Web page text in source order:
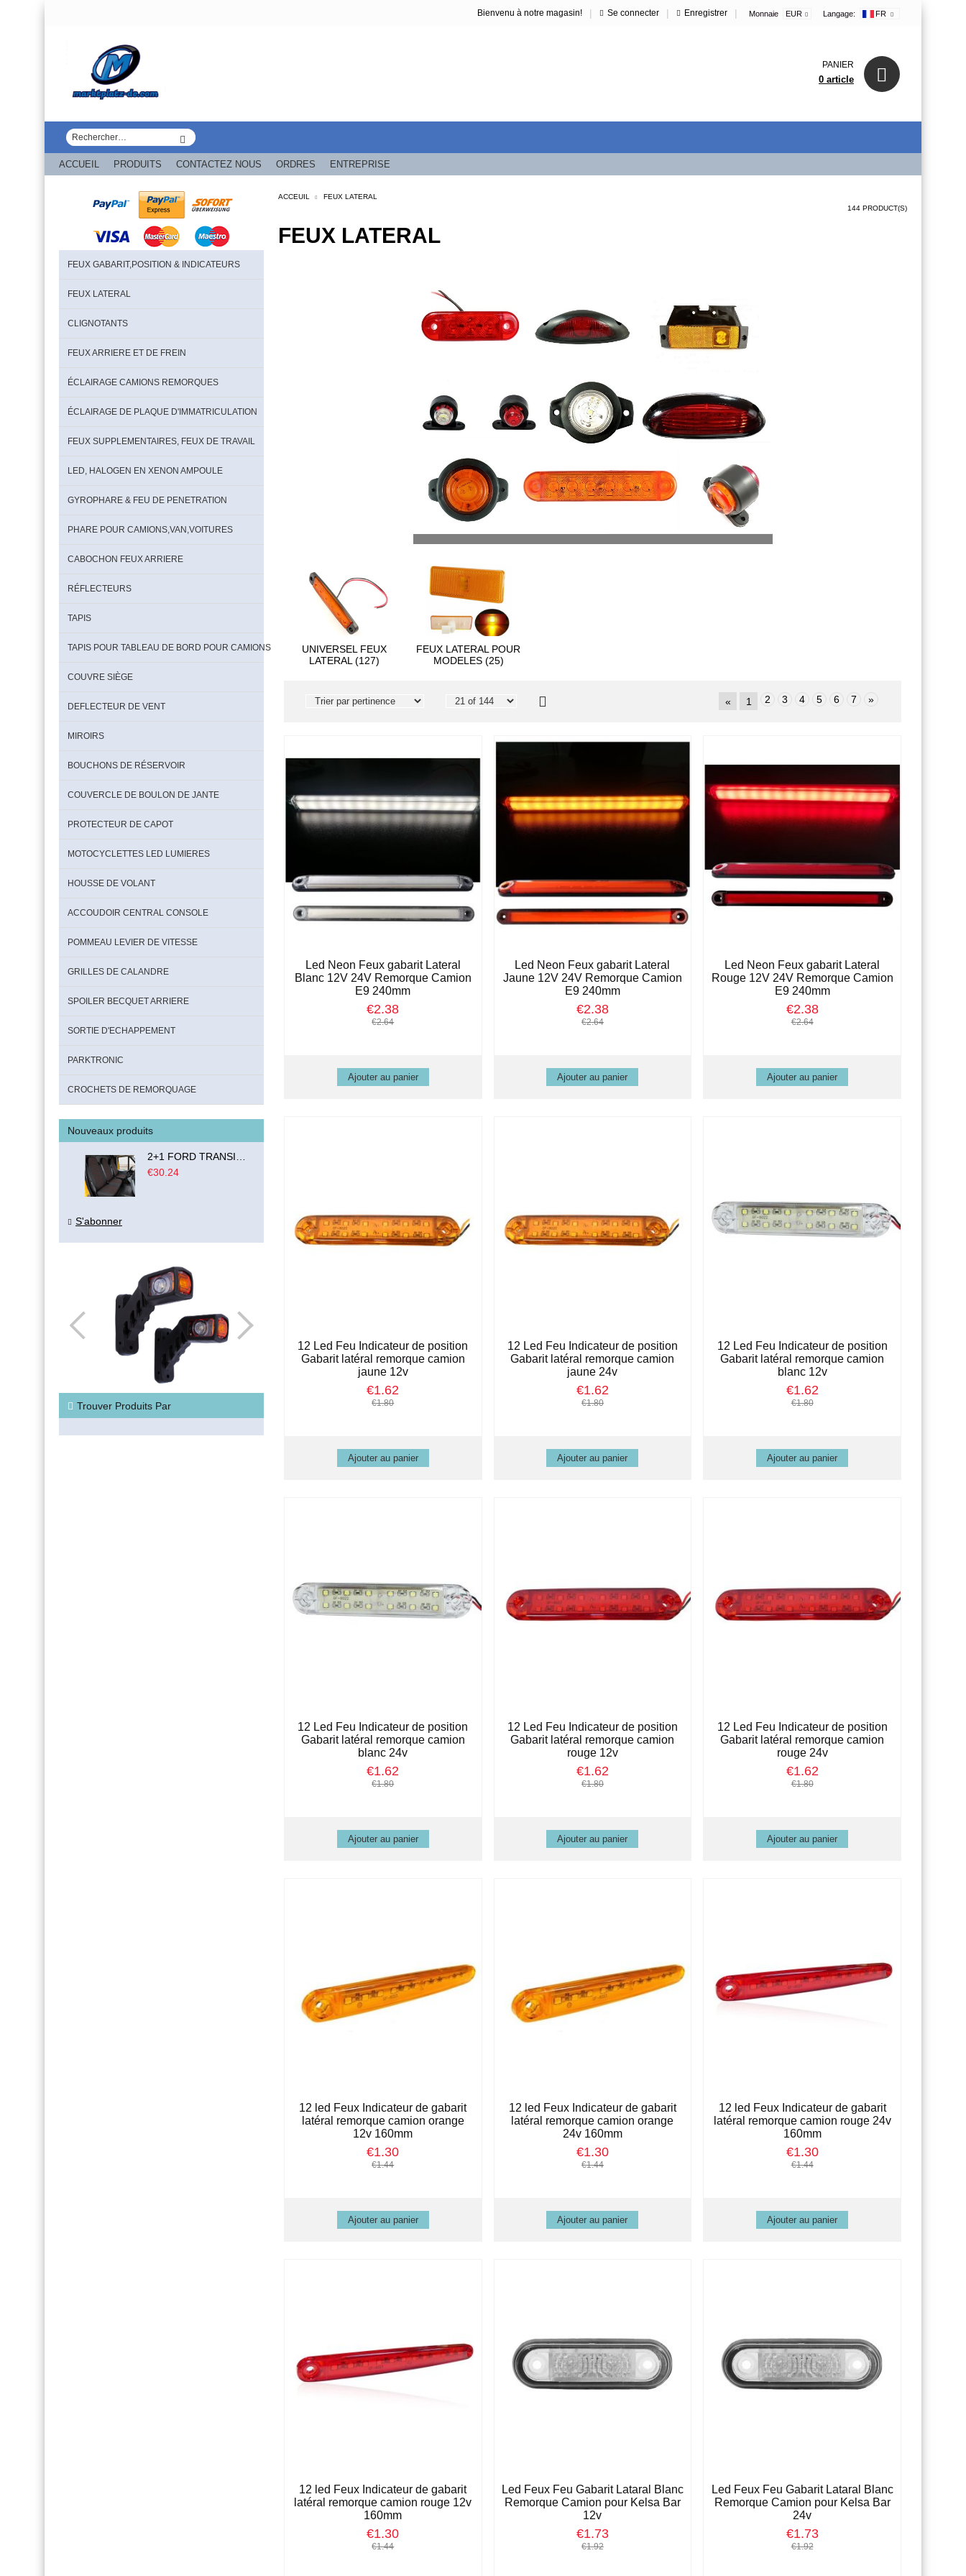
Bienvenu à notre magasin! | Se connecter | Enregistrer | Monnaie EUR Langage: FR
PANIER
0 article
ACCUEIL PRODUITS CONTACTEZ NOUS ORDRES ENTREPRISE
FEUX GABARIT,POSITION & INDICATEURS
FEUX LATERAL
CLIGNOTANTS
FEUX ARRIERE ET DE FREIN
ÉCLAIRAGE CAMIONS REMORQUES
ÉCLAIRAGE DE PLAQUE D'IMMATRICULATION
FEUX SUPPLEMENTAIRES, FEUX DE TRAVAIL
LED, HALOGEN EN XENON AMPOULE
GYROPHARE & FEU DE PENETRATION
PHARE POUR CAMIONS,VAN,VOITURES
CABOCHON FEUX ARRIERE
RÉFLECTEURS
TAPIS
TAPIS POUR TABLEAU DE BORD POUR CAMIONS
COUVRE SIÈGE
DEFLECTEUR DE VENT
MIROIRS
BOUCHONS DE RÉSERVOIR
COUVERCLE DE BOULON DE JANTE
PROTECTEUR DE CAPOT
MOTOCYCLETTES LED LUMIERES
HOUSSE DE VOLANT
ACCOUDOIR CENTRAL CONSOLE
POMMEAU LEVIER DE VITESSE
GRILLES DE CALANDRE
SPOILER BECQUET ARRIERE
SORTIE D'ECHAPPEMENT
PARKTRONIC
CROCHETS DE REMORQUAGE
Nouveaux produits
€30.24
S'abonner
Trouver Produits Par
ACCEUIL
FEUX LATERAL
144 PRODUCT(S)
FEUX LATERAL
UNIVERSEL FEUX
LATERAL (127)
FEUX LATERAL POUR
MODELES (25)
« 1 2 3 4 5 6 7 »
Led Neon Feux gabarit Lateral
Blanc 12V 24V Remorque Camion
E9 240mm
€2.38
€2.64
Led Neon Feux gabarit Lateral
Jaune 12V 24V Remorque Camion
E9 240mm
€2.38
€2.64
Led Neon Feux gabarit Lateral
Rouge 12V 24V Remorque Camion
E9 240mm
€2.38
€2.64
12 Led Feu Indicateur de position
Gabarit latéral remorque camion
jaune 12v
€1.62
€1.80
12 Led Feu Indicateur de position
Gabarit latéral remorque camion
jaune 24v
€1.62
€1.80
12 Led Feu Indicateur de position
Gabarit latéral remorque camion
blanc 12v
€1.62
€1.80
12 Led Feu Indicateur de position
Gabarit latéral remorque camion
blanc 24v
€1.62
€1.80
12 Led Feu Indicateur de position
Gabarit latéral remorque camion
rouge 12v
€1.62
€1.80
12 Led Feu Indicateur de position
Gabarit latéral remorque camion
rouge 24v
€1.62
€1.80
12 led Feux Indicateur de gabarit
latéral remorque camion orange
12v 160mm
€1.30
€1.44
12 led Feux Indicateur de gabarit
latéral remorque camion orange
24v 160mm
€1.30
€1.44
12 led Feux Indicateur de gabarit
latéral remorque camion rouge 24v
160mm
€1.30
€1.44
12 led Feux Indicateur de gabarit
latéral remorque camion rouge 12v
160mm
€1.30
€1.44
Led Feux Feu Gabarit Lataral Blanc
Remorque Camion pour Kelsa Bar
12v
€1.73
€1.92
Led Feux Feu Gabarit Lataral Blanc
Remorque Camion pour Kelsa Bar
24v
€1.73
€1.92